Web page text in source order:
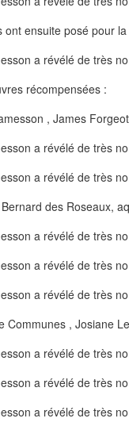
ont ensuite posé pour
récompensées :
, James
des Roseaux,
Communes , Josiane